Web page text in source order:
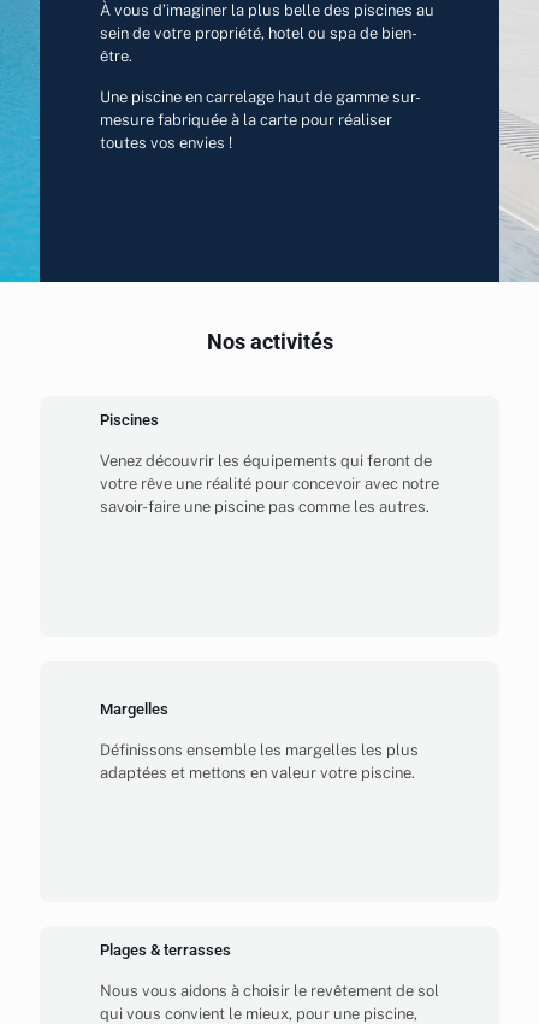
À vous d’imaginer la plus belle des piscines au
sein de votre propriété, hotel ou spa de bien-
être.
Une piscine en carrelage haut de gamme sur-
mesure fabriquée à la carte pour réaliser
toutes vos envies !
Nos activités
Piscines
Venez découvrir les équipements qui feront de
votre rêve une réalité pour concevoir avec notre
savoir-faire une piscine pas comme les autres.
Margelles
Définissons ensemble les margelles les plus
adaptées et mettons en valeur votre piscine.
Plages & terrasses
Nous vous aidons à choisir le revêtement de sol
qui vous convient le mieux, pour une piscine,